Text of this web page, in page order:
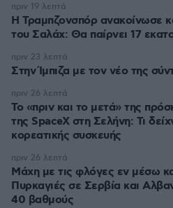
Η Τραμπζονσπόρ ανακοίνωσε
του Σαλάχ: Θα παίρνει 17
πριν 19 λεπτά
Στην Ίμπιζα με τον νέο της
πριν 23 λεπτά
Το «πριν και το μετά» της
της SpaceX στη Σελήνη: Τι
κορεατικής συσκευής
πριν 26 λεπτά
Μάχη με τις φλόγες εν μέσω
Πυρκαγιές σε Σερβία και
40 βαθμούς
πριν 26 λεπτά